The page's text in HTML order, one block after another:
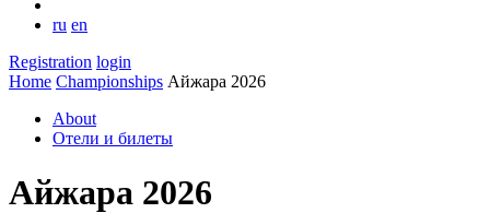
ru en
Registration login
Home Championships Айжара 2026
About
Отели и билеты
Айжара 2026